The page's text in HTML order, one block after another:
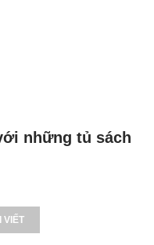
những tủ sách
VIẾT